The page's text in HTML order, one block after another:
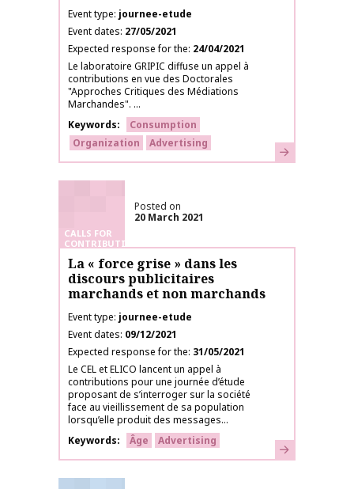
Event type journee-etude
Event dates 27/05/2021
Expected response for the 24/04/2021
Le laboratoire GRIPIC diffuse un appel à
contributions en vue des Doctorales
"Approches Critiques des Médiations
Marchandes". ...
Keywords
Consumption
Organization
Advertising Learn more
CALLS FOR
CONTRIBUTIONS
Posted on
20 March 2021
La « force grise » dans les
discours publicitaires
marchands et non marchands
Event type journee-etude
Event dates 09/12/2021
Expected response for the 31/05/2021
Le CEL et ELICO lancent un appel à
contributions pour une journée d’étude
proposant de s’interroger sur la société
face au vieillissement de sa population
lorsqu’elle produit des messages...
Keywords
Âge Advertising Learn more